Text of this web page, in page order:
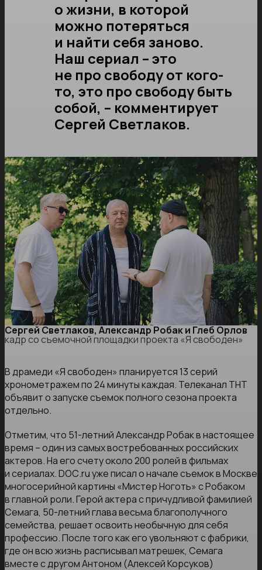
о жизни, в которой
можно потеряться
и найти себя заново.
Наш сериал – это
не про свободу от кого-
то, это про свободу быть
собой, – комментирует
Сергей Светлаков.
Сергей Светлаков, Александр Робак и Глеб Орлов
кадр со съемочной площадки проекта «Я свободен»
В драмеди «Я свободен» планируется 13 серий
хронометражем по 24 минуты каждая. Телеканал ТНТ
объявит о запуске съемок полного сезона проекта
отдельно.
Отметим, что 51-летний Александр Робак в настоящее
время – один из самых востребованных российских
актеров. На его счету около 200 ролей в фильмах
и сериалах. DОС.ru уже писал о начале съемок в Москве
многосерийной картины «Мистер Ноготь» с Робаком
в главной роли. Герой актера с причудливой фамилией
Семага, 50-летний глава весьма благополучного
семейства, решает освоить необычную для себя
профессию. После того как его увольняют с фабрики,
где он всю жизнь расписывал матрешек, Семага
вместе с другом Антоном (Алексей Корсуков)